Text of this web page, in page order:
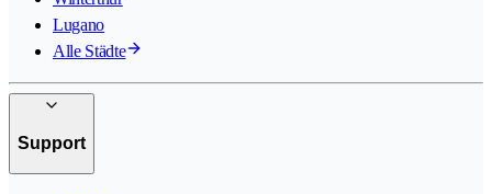
Lugano
Alle Städte
Support